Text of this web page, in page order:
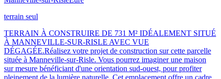
terrain seul
TERRAIN À CONSTRUIRE DE 731 M² IDÉALEMENT SITUÉ
À MANNEVILLE-SUR-RISLE AVEC VUE
DÉGAGÉE.Réalisez votre projet de construction sur cette parcelle
située à Manneville-sur-Risle. Vous pourrez imaginer une maison
sur mesure bénéficiant d'une orientation sud-ouest, pour profiter